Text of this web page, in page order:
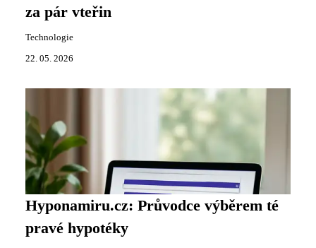
za pár vteřin
Technologie
22. 05. 2026
Hyponamiru.cz: Průvodce výběrem té
pravé hypotéky